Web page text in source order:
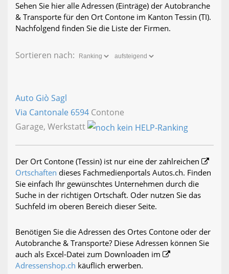
Sehen Sie hier alle Adressen (Einträge) der Autobranche
& Transporte für den Ort Contone im Kanton Tessin (TI).
Nachfolgend finden Sie die Liste der Firmen.
Sortieren nach:
Auto Giò Sagl
Via Cantonale 6594 Contone
Garage, Werkstatt
Der Ort Contone (Tessin) ist nur eine der zahlreichen
Ortschaften dieses Fachmedienportals Autos.ch. Finden
Sie einfach Ihr gewünschtes Unternehmen durch die
Suche in der richtigen Ortschaft. Oder nutzen Sie das
Suchfeld im oberen Bereich dieser Seite.
Benötigen Sie die Adressen des Ortes Contone oder der
Autobranche & Transporte? Diese Adressen können Sie
auch als Excel-Datei zum Downloaden im
Adressenshop.ch käuflich erwerben.